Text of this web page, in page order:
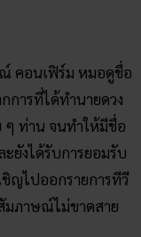
คอนเฟิร์ม หมอดูชื่อ
การที่ได้ทำนายดวง
ๆ ท่าน จนทำให้มีชื่อ
ะยังได้รับการยอมรับ
ชิญไปออกรายการทีวี
มภาษณ์ไม่ขาดสาย